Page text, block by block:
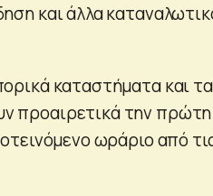
και άλλα
καταστήματα και τα
προαιρετικά την πρώτη
ωράριο από